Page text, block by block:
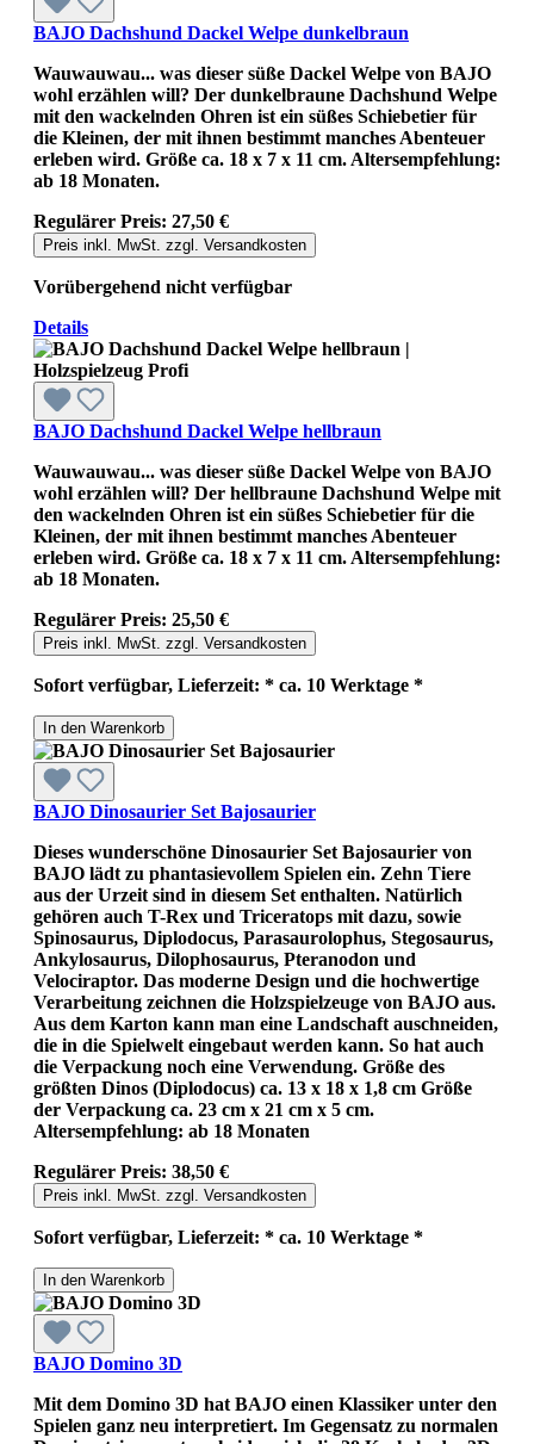
BAJO Dachshund Dackel Welpe dunkelbraun
Wauwauwau... was dieser süße Dackel Welpe von BAJO
wohl erzählen will? Der dunkelbraune Dachshund Welpe
mit den wackelnden Ohren ist ein süßes Schiebetier für
die Kleinen, der mit ihnen bestimmt manches Abenteuer
erleben wird. Größe ca. 18 x 7 x 11 cm. Altersempfehlung:
ab 18 Monaten.
Regulärer Preis: 27,50 €
Preis inkl. MwSt. zzgl. Versandkosten
Vorübergehend nicht verfügbar
Details
BAJO Dachshund Dackel Welpe hellbraun
Wauwauwau... was dieser süße Dackel Welpe von BAJO
wohl erzählen will? Der hellbraune Dachshund Welpe mit
den wackelnden Ohren ist ein süßes Schiebetier für die
Kleinen, der mit ihnen bestimmt manches Abenteuer
erleben wird. Größe ca. 18 x 7 x 11 cm. Altersempfehlung:
ab 18 Monaten.
Regulärer Preis: 25,50 €
Preis inkl. MwSt. zzgl. Versandkosten
Sofort verfügbar, Lieferzeit: * ca. 10 Werktage *
In den Warenkorb
BAJO Dinosaurier Set Bajosaurier
Dieses wunderschöne Dinosaurier Set Bajosaurier von
BAJO lädt zu phantasievollem Spielen ein. Zehn Tiere
aus der Urzeit sind in diesem Set enthalten. Natürlich
gehören auch T-Rex und Triceratops mit dazu, sowie
Spinosaurus, Diplodocus, Parasaurolophus, Stegosaurus,
Ankylosaurus, Dilophosaurus, Pteranodon und
Velociraptor. Das moderne Design und die hochwertige
Verarbeitung zeichnen die Holzspielzeuge von BAJO aus.
Aus dem Karton kann man eine Landschaft auschneiden,
die in die Spielwelt eingebaut werden kann. So hat auch
die Verpackung noch eine Verwendung. Größe des
größten Dinos (Diplodocus) ca. 13 x 18 x 1,8 cm Größe
der Verpackung ca. 23 cm x 21 cm x 5 cm.
Altersempfehlung: ab 18 Monaten
Regulärer Preis: 38,50 €
Preis inkl. MwSt. zzgl. Versandkosten
Sofort verfügbar, Lieferzeit: * ca. 10 Werktage *
In den Warenkorb
BAJO Domino 3D
Mit dem Domino 3D hat BAJO einen Klassiker unter den
Spielen ganz neu interpretiert. Im Gegensatz zu normalen